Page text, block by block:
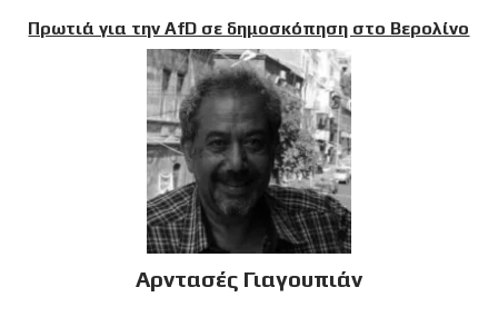
Πρωτιά για την AfD σε δημοσκόπηση στο Βερολίνο
Αρντασές Γιαγουπιάν